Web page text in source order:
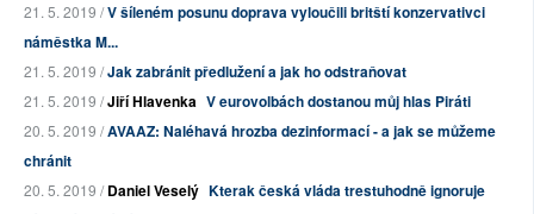
21. 5. 2019 /V šíleném posunu doprava vyloučili britští konzervativci
náměstka M...
21. 5. 2019 /Jak zabránit předlužení a jak ho odstraňovat
21. 5. 2019 /Jiří Hlavenka V eurovolbách dostanou můj hlas Piráti
20. 5. 2019 /AVAAZ: Naléhavá hrozba dezinformací - a jak se můžeme
chránit
20. 5. 2019 /Daniel Veselý Kterak česká vláda trestuhodně ignoruje